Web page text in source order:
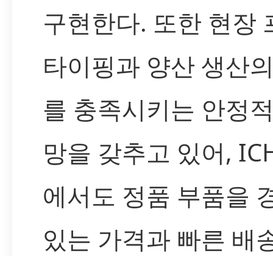
구현한다. 또한 현장
타이핑과 양산 생산
를 충족시키는 안정
망을 갖추고 있어,
에서도 정품 부품을
있는 가격과 빠른 배